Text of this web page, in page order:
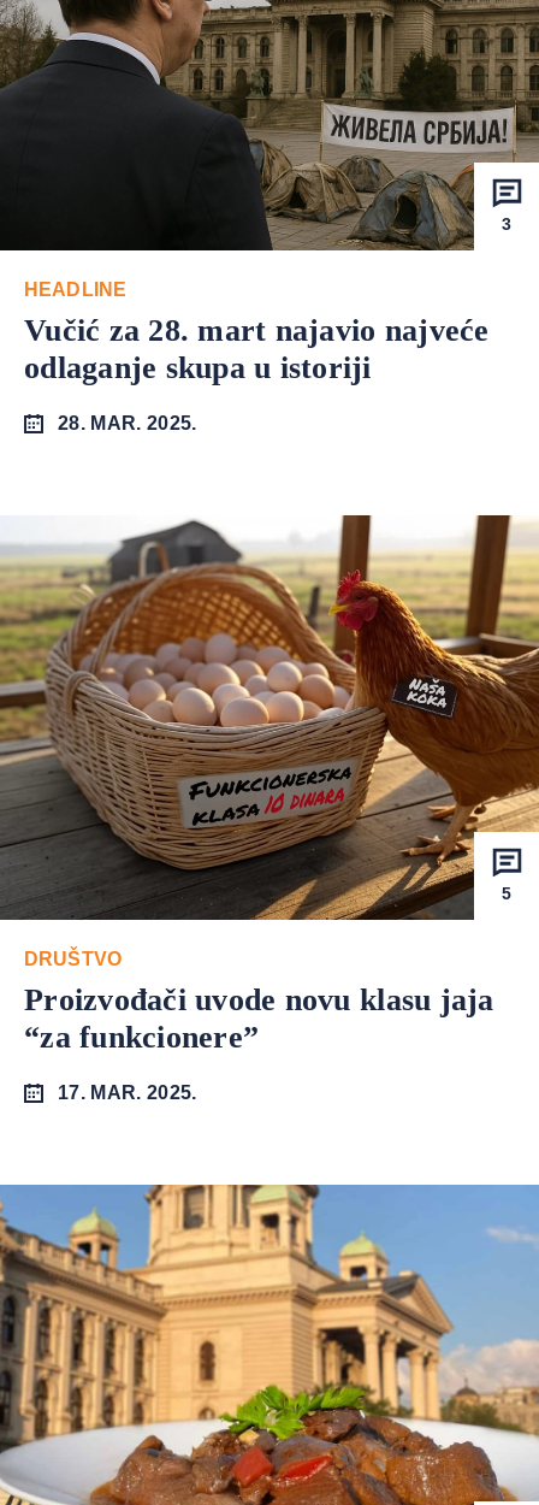
3
HEADLINE
Vučić za 28. mart najavio najveće
odlaganje skupa u istoriji
28. MAR. 2025.
5
DRUŠTVO
Proizvođači uvode novu klasu jaja
“za funkcionere”
17. MAR. 2025.